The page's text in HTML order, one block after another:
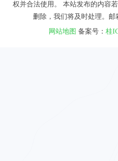
权并合法使用。 本站发布的内容
删除，我们将及时处理。邮
网站地图 备案号： 桂